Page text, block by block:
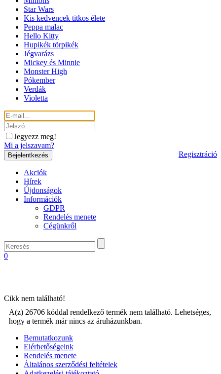
Star Wars
Kis kedvencek titkos élete
Peppa malac
Hello Kitty
Hupikék törpikék
Jégvarázs
Mickey és Minnie
Monster High
Pókember
Verdák
Violetta
Jegyezz meg!
Mi a jelszavam?
Regisztráció
Akciók
Hírek
Újdonságok
Információk
GDPR
Rendelés menete
Cégünkről
0
Cikk nem található!
A(z) 26706 kóddal rendelkező termék nem található. Lehetséges,
hogy a termék már nincs az áruházunkban.
Bemutatkozunk
Elérhetőségeink
Rendelés menete
Általános szerződési feltételek